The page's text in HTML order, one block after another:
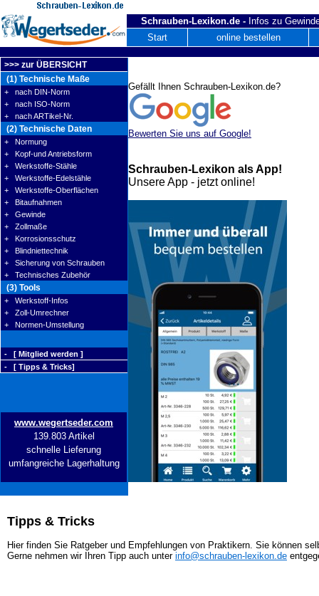
Schrauben-Lexikon.de - Infos zu
Start
online bestellen
>>> zur ÜBERSICHT
(1) Technische Maße
+ nach DIN-Norm
+ nach ISO-Norm
+ nach ARTikel-Nr.
(2) Technische Daten
+ Normung
+ Kopf-und Antriebsform
+ Werkstoffe-Stähle
+ Werkstoffe-Edelstähle
+ Werkstoffe-Oberflächen
+ Bitaufnahmen
+ Gewinde
+ Zollmaße
+ Korrosionsschutz
+ Blindniettechnik
+ Sicherung von Schrauben
+ Technisches Zubehör
(3) Tools
+ Werkstoff-Infos
+ Zoll-Umrechner
+ Normen-Umstellung
- [ Mitglied werden ]
- [ Tipps & Tricks]
www.wegertseder.com
139.803 Artikel
schnelle Lieferung
umfangreiche Lagerhaltung
Tipps & Tricks
Hier finden Sie Ratgeber und Empfehlungen von Praktikern. Sie können
Gerne nehmen wir Ihren Tipp auch unter info@schrauben-lexikon.de
Gefällt Ihnen Schrauben-Lexikon.de?
Bewerten Sie uns auf Google!
Schrauben-Lexikon als App!
Unsere App - jetzt online!